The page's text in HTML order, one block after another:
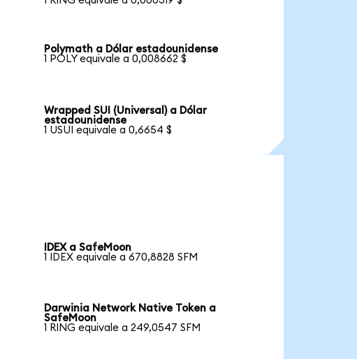
Polymath a Dólar estadounidense
1 POLY equivale a 0,008662 $
Wrapped SUI (Universal) a Dólar
estadounidense
1 USUI equivale a 0,6654 $
IDEX a SafeMoon
1 IDEX equivale a 670,8828 SFM
Darwinia Network Native Token a
SafeMoon
1 RING equivale a 249,0547 SFM